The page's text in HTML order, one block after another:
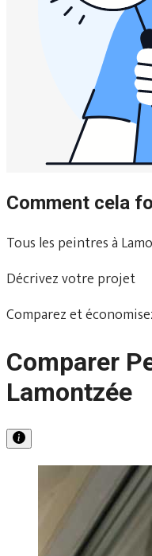
Comment cela
Tous les peintres à
Décrivez votre projet
Comparez et
Comparer
Lamontzée